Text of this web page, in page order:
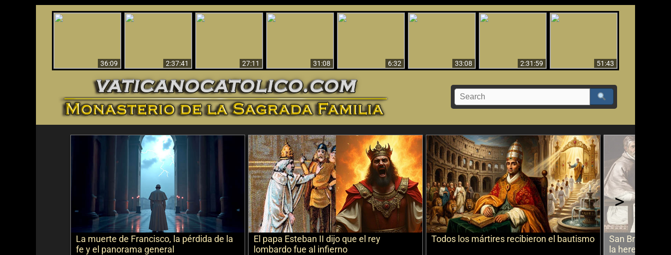
36:09
2:37:41
27:11
31:08 6:32 33:08 2:31:59
51:43
La muerte de Francisco, la pérdida de la
fe y el panorama general
El papa Esteban II dijo que el rey
lombardo fue al infierno
Todos los mártires recibieron el bautismo
San Bruno
la herejía
>